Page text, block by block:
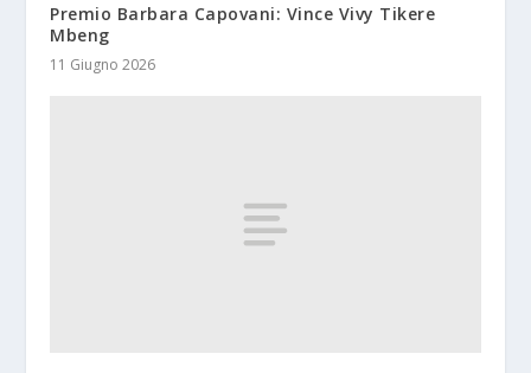
Premio Barbara Capovani: Vince Vivy Tikere
Mbeng
11 Giugno 2026